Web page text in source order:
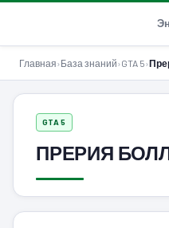
Главная›База знаний›GTA 5›
GTA 5
ПРЕРИЯ